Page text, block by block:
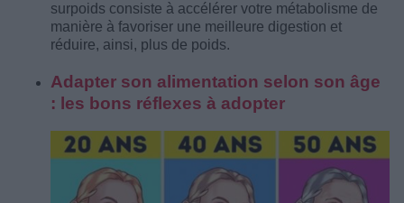
surpoids consiste à accélérer votre métabolisme de
manière à favoriser une meilleure digestion et
réduire, ainsi, plus de poids.
Adapter son alimentation selon son âge
: les bons réflexes à adopter